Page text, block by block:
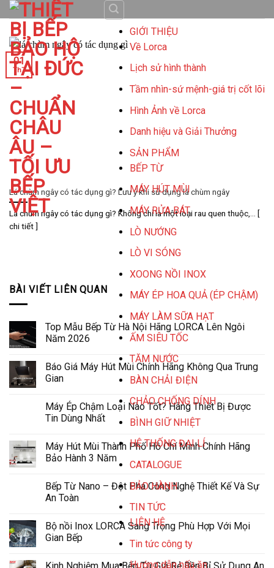
Skip
to
content
GIỚI THIỆU
Về Lorca
Lịch sử hình thành
Tầm nhìn-sứ mệnh-giá trị cốt lõi
Hình Ảnh về Lorca
Danh hiệu và Giải Thưởng
SẢN PHẨM
BẾP TỪ
MÁY HÚT MÙI
MÁY RỬA BÁT
LÒ NƯỚNG
LÒ VI SÓNG
XOONG NỒI INOX
MÁY ÉP HOA QUẢ (ÉP CHẬM)
MÁY LÀM SỮA HẠT
ẤM SIÊU TỐC
TĂM NƯỚC
BÀN CHẢI ĐIỆN
CHẢO CHỐNG DÍNH
BÌNH GIỮ NHIỆT
HỆ THỐNG ĐẠI LÍ
CATALOGUE
BẢO HÀNH
TIN TỨC
LIÊN HỆ
Tin tức công ty
Hướng dẫn nấu ăn
Lá chùm ngây có tác dụng gì? Lưu ý khi sử dụng lá chùm ngây
Lá chùm ngây có tác dụng gì? Không chỉ là một loại rau quen thuộc,... [
chi tiết ]
01
Th7
BÀI VIẾT LIÊN QUAN
Top Mẫu Bếp Từ Hà Nội Hãng LORCA Lên Ngôi
Năm 2026
Báo Giá Máy Hút Mùi Chính Hãng Không Qua Trung
Gian
Máy Ép Chậm Loại Nào Tốt? Hãng Thiết Bị Được
Tin Dùng Nhất
Máy Hút Mùi Thành Phố Hồ Chí Minh Chính Hãng
Bảo Hành 3 Năm
Bếp Từ Nano – Đột Phá Công Nghệ Thiết Kế Và Sự
An Toàn
Bộ nồi Inox LORCA Sang Trọng Phù Hợp Với Mọi
Gian Bếp